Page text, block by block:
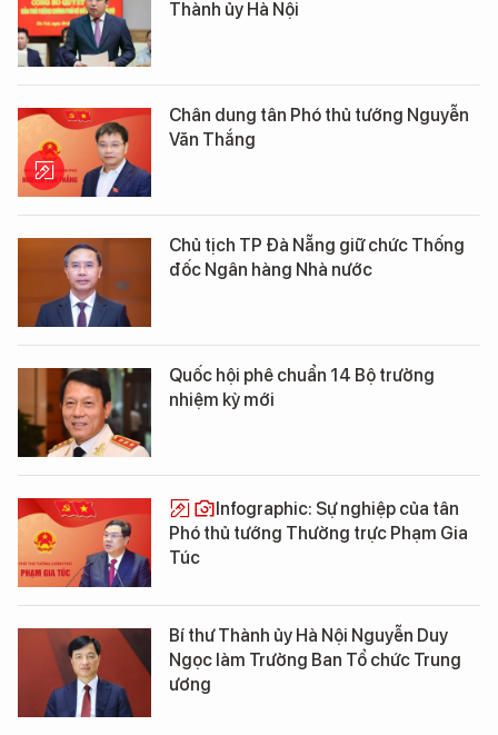
Thành ủy Hà Nội
Chân dung tân Phó thủ tướng Nguyễn
Văn Thắng
Chủ tịch TP Đà Nẵng giữ chức Thống
đốc Ngân hàng Nhà nước
Quốc hội phê chuẩn 14 Bộ trưởng
nhiệm kỳ mới
Infographic: Sự nghiệp của tân
Phó thủ tướng Thường trực Phạm Gia
Túc
Bí thư Thành ủy Hà Nội Nguyễn Duy
Ngọc làm Trưởng Ban Tổ chức Trung
ương